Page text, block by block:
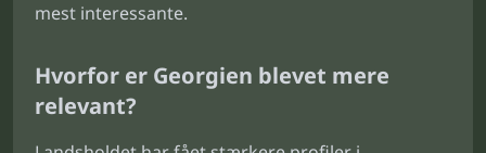
mest interessante.
Hvorfor er Georgien blevet mere
relevant?